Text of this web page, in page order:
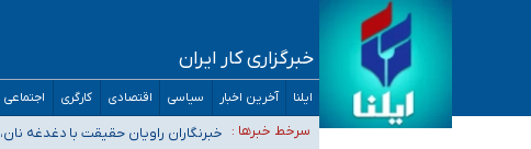
خبرگزاری کار ایران
ایلنا آخرین اخبار سیاسی اقتصادی کارگری اجتماعی
سرخط خبرها :
تعویق آزمون ورودی دکترای تخصصی فرماندهی
خبرنگاران راویان حقیقت با دغدغه
آخرین وضعیت شیوع عفونت‌های تنفسی